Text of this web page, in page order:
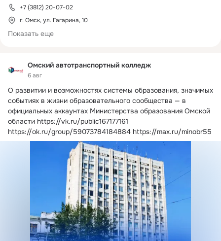
Омский автотранспортный колледж
6 авг
О развитии и возможностях системы образования, значимых
событиях в жизни образовательного сообщества — в
официальных аккаунтах Министерства образования Омской
области https://vk.ru/public167177161
https://ok.ru/group/59073784184884 https://max.ru/minobr55
+7 (3812) 20-07-02
г. Омск, ул. Гагарина, 10
Показать еще